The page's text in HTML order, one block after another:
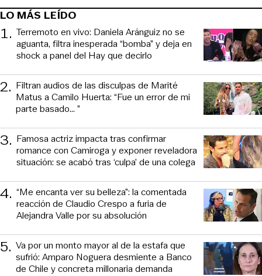
LO MÁS LEÍDO
1. Terremoto en vivo: Daniela Aránguiz no se
aguanta, filtra inesperada “bomba” y deja en
shock a panel del Hay que decirlo
2. Filtran audios de las disculpas de Marité
Matus a Camilo Huerta: “Fue un error de mi
parte basado... ”
3. Famosa actriz impacta tras confirmar
romance con Camiroga y exponer reveladora
situación: se acabó tras ‘culpa’ de una colega
4. “Me encanta ver su belleza”: la comentada
reacción de Claudio Crespo a furia de
Alejandra Valle por su absolución
5. Va por un monto mayor al de la estafa que
sufrió: Amparo Noguera desmiente a Banco
de Chile y concreta millonaria demanda